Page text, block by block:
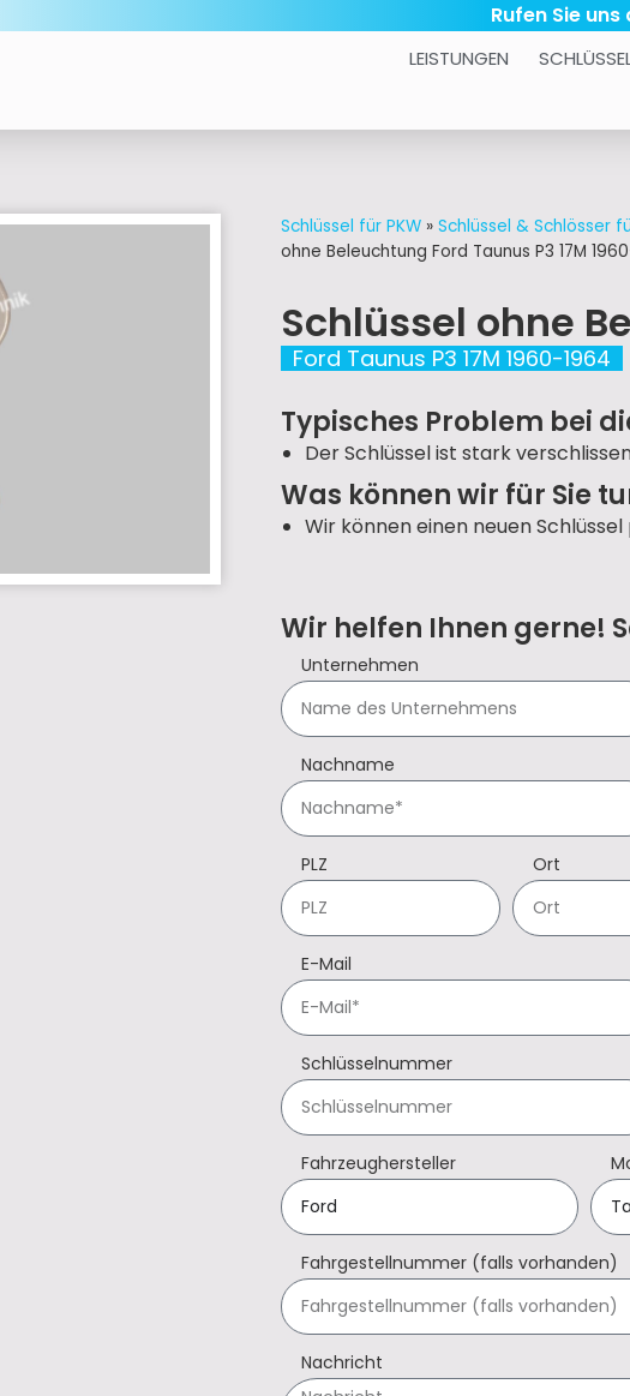
Rufen Sie
LEISTUNGEN
Schlüssel für PKW » Schlüssel & Schlösser
ohne Beleuchtung Ford Taunus P3 17M
Schlüssel ohne
Ford Taunus P3 17M 1960-1964
Typisches Problem bei
Der Schlüssel ist stark
Was können wir für Sie
Wir können einen neuen
Wir helfen Ihnen gerne!
Unternehmen
Nachname
PLZ Ort
E-Mail
Schlüsselnummer
Fahrzeughersteller
Fahrgestellnummer (falls vorhanden)
Nachricht